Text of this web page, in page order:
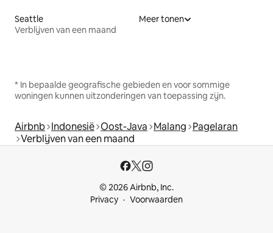
Seattle
Verblijven van een maand
Meer tonen
* In bepaalde geografische gebieden en voor sommige
woningen kunnen uitzonderingen van toepassing zijn.
Airbnb Indonesië Oost-Java Malang Pagelaran
Verblijven van een maand
© 2026 Airbnb, Inc.
Privacy
Voorwaarden